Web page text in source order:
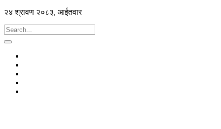
२४ श्रावण २०८३, आईतवार